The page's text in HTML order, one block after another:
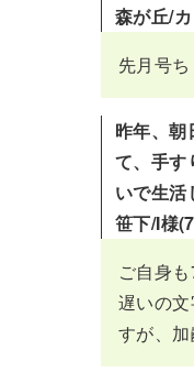
森が丘/
先月号
昨年、朝
て、手す
いで生
笹下/I様
ご自身
遅いの
すが、